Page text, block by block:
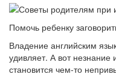
Помочь ребенку
Владение английским
удивляет. А вот незнание
становится чем-то